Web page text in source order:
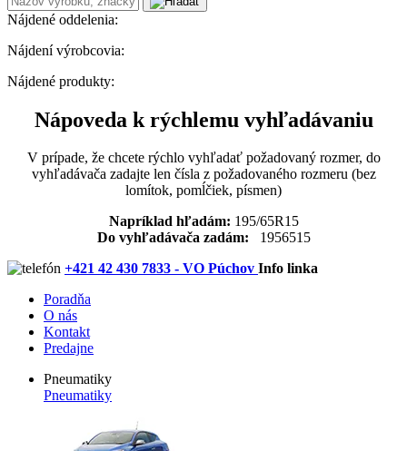
Nájdené oddelenia:
Nájdení výrobcovia:
Nájdené produkty:
Nápoveda k rýchlemu vyhľadávaniu
V prípade, že chcete rýchlo vyhľadať požadovaný rozmer, do
vyhľadávača zadajte len čísla z požadovaného rozmeru (bez
lomítok, pomĺčiek, písmen)
Napríklad hľadám: 195/65R15
Do vyhľadávača zadám: 1956515
+421 42 430 7833 - VO Púchov Info linka
Poradňa
O nás
Kontakt
Predajne
Pneumatiky
Pneumatiky